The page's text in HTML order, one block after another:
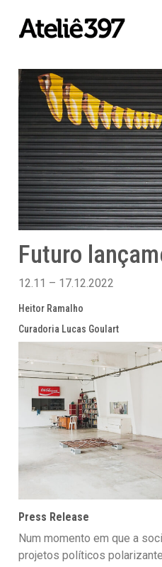
Futuro
12.11 – 17.12.2022
Heitor Ramalho
Curadoria Lucas Goulart
Press Release
Num momento em que a
projetos políticos